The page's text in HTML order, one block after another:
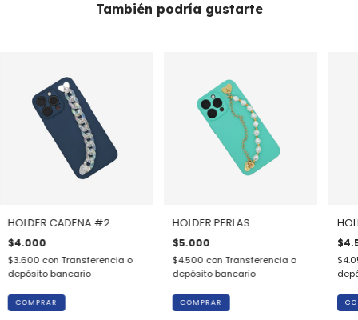
También podría gustarte
HOLDER CADENA #2
$4.000
$3.600 con Transferencia o
depósito bancario
HOLDER PERLAS
$5.000
$4.500 con Transferencia o
depósito bancario